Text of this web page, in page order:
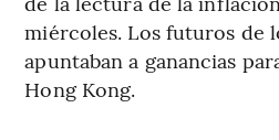
miércoles. Los futuros de
apuntaban a ganancias
Hong Kong.